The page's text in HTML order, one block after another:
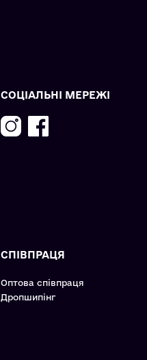
СОЦІАЛЬНІ МЕРЕЖІ
СПІВПРАЦЯ
Оптова співпраця
Дропшипінг